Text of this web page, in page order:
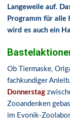
Langeweile auf.
Programm für alle
wird es auch ein
Ob Tiermaske,
fachkundiger
Donnerstag
Zooandenken
im Evonik-